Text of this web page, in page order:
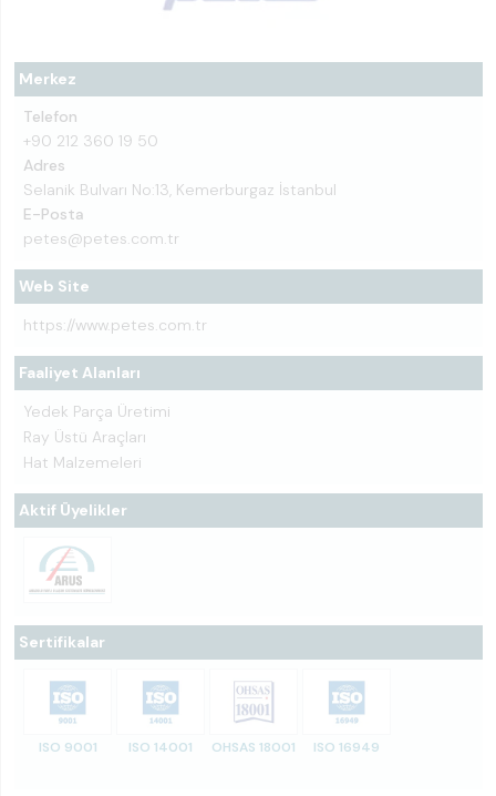
Merkez
Telefon
+90 212 360 19 50
Adres
Selanik Bulvarı No:13, Kemerburgaz İstanbul
E-Posta
petes@petes.com.tr
Web Site
https://www.petes.com.tr
Faaliyet Alanları
Yedek Parça Üretimi
Ray Üstü Araçları
Hat Malzemeleri
Aktif Üyelikler
Sertifikalar
ISO 9001 ISO 14001 OHSAS 18001 ISO 16949